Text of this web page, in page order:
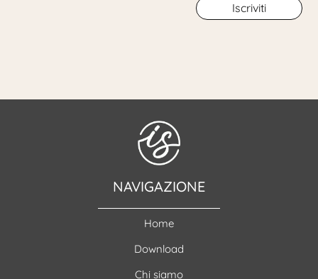
Iscriviti
NAVIGAZIONE
Home
Download
Chi siamo